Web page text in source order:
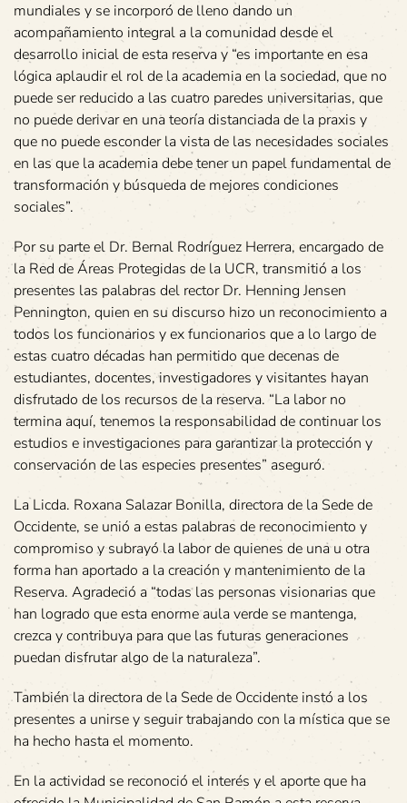
mundiales y se incorporó de lleno dando un
acompañamiento integral a la comunidad desde el
desarrollo inicial de esta reserva y “es importante en esa
lógica aplaudir el rol de la academia en la sociedad, que no
puede ser reducido a las cuatro paredes universitarias, que
no puede derivar en una teoría distanciada de la praxis y
que no puede esconder la vista de las necesidades sociales
en las que la academia debe tener un papel fundamental de
transformación y búsqueda de mejores condiciones
sociales”.
Por su parte el Dr. Bernal Rodríguez Herrera, encargado de
la Red de Áreas Protegidas de la UCR, transmitió a los
presentes las palabras del rector Dr. Henning Jensen
Pennington, quien en su discurso hizo un reconocimiento a
todos los funcionarios y ex funcionarios que a lo largo de
estas cuatro décadas han permitido que decenas de
estudiantes, docentes, investigadores y visitantes hayan
disfrutado de los recursos de la reserva. “La labor no
termina aquí, tenemos la responsabilidad de continuar los
estudios e investigaciones para garantizar la protección y
conservación de las especies presentes” aseguró.
La Licda. Roxana Salazar Bonilla, directora de la Sede de
Occidente, se unió a estas palabras de reconocimiento y
compromiso y subrayó la labor de quienes de una u otra
forma han aportado a la creación y mantenimiento de la
Reserva. Agradeció a “todas las personas visionarias que
han logrado que esta enorme aula verde se mantenga,
crezca y contribuya para que las futuras generaciones
puedan disfrutar algo de la naturaleza”.
También la directora de la Sede de Occidente instó a los
presentes a unirse y seguir trabajando con la mística que se
ha hecho hasta el momento.
En la actividad se reconoció el interés y el aporte que ha